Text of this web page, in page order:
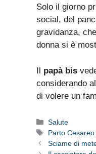
Solo il giorno
social, del
gravidanza,
donna si è
Il papà bis
considerando
di volere un
Categorie
Salute
Tag
Parto Cesareo
Sciame di